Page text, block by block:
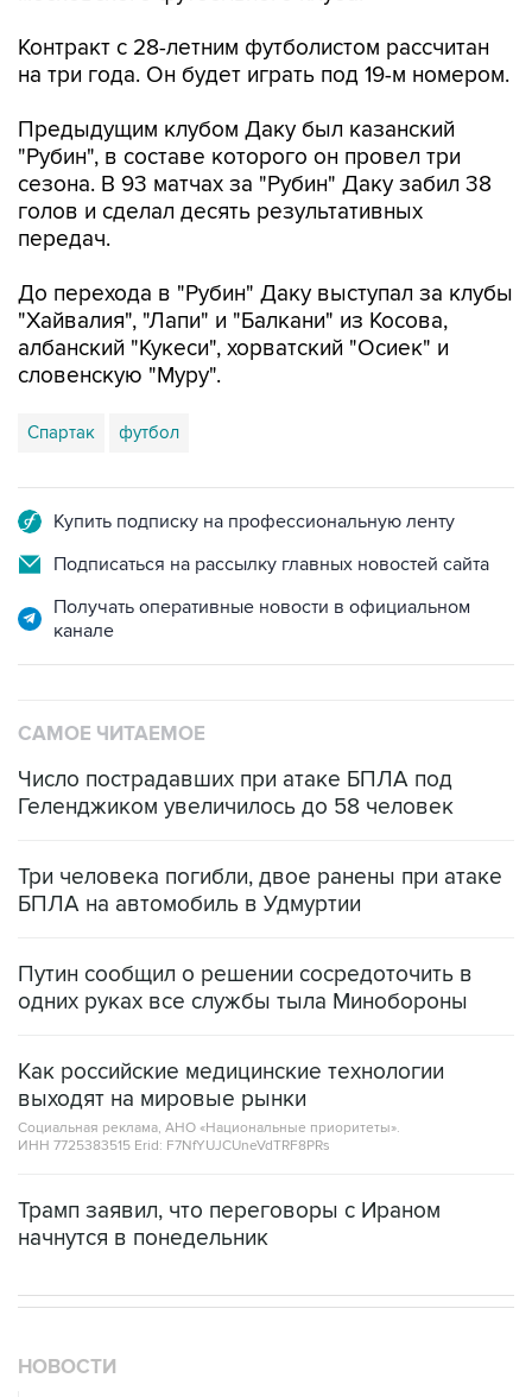
Контракт с 28-летним футболистом рассчитан
на три года. Он будет играть под 19-м номером.
Предыдущим клубом Даку был казанский
"Рубин", в составе которого он провел три
сезона. В 93 матчах за "Рубин" Даку забил 38
голов и сделал десять результативных
передач.
До перехода в "Рубин" Даку выступал за клубы
"Хайвалия", "Лапи" и "Балкани" из Косова,
албанский "Кукеси", хорватский "Осиек" и
словенскую "Муру".
Спартак футбол
Купить подписку на профессиональную ленту
Подписаться на рассылку главных новостей сайта
Получать оперативные новости в официальном
канале
САМОЕ ЧИТАЕМОЕ
Число пострадавших при атаке БПЛА под
Геленджиком увеличилось до 58 человек
Три человека погибли, двое ранены при атаке
БПЛА на автомобиль в Удмуртии
Путин сообщил о решении сосредоточить в
одних руках все службы тыла Минобороны
Как российские медицинские технологии
выходят на мировые рынки
Социальная реклама, АНО «Национальные приоритеты».
ИНН 7725383515 Erid: F7NfYUJCUneVdTRF8PRs
Трамп заявил, что переговоры с Ираном
начнутся в понедельник
НОВОСТИ